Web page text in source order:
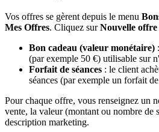
Vos offres se gèrent depuis le menu
Mes Offres. Cliquez surNouvelle offre
Bon cadeau (valeur monétaire)
(par exemple 50 €) utilisable sur
Forfait de séances : le client
séances (par exemple un forfait
Pour chaque offre, vous renseignez un
vente, la valeur (montant ou nombre de
description marketing.